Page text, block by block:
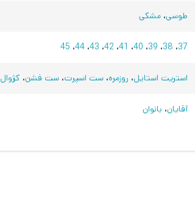
طوسی، مشکی
37، 38، 39، 40، 41، 42، 43، 44، 45
استریت استایل، روزمره، ست اسپرت، ست فشن، کژوال
آقایان، بانوان